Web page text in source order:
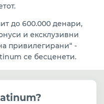
до 600.000 денари,
и ексклузивни
привилегирани“ -
се бесценети.